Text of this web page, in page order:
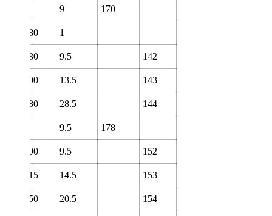
9 170
180 1
180 9.5 142
200 13.5 143
280 28.5 144
9.5 178
190 9.5 152
215 14.5 153
250 20.5 154